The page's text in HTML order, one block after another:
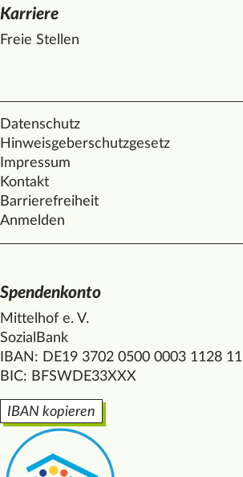
Karriere
Freie Stellen
Datenschutz
Hinweisgeberschutzgesetz
Impressum
Kontakt
Barrierefreiheit
Anmelden
Spendenkonto
Mittelhof e. V.
SozialBank
IBAN: DE19 3702 0500 0003 1128 11
BIC: BFSWDE33XXX
IBAN kopieren